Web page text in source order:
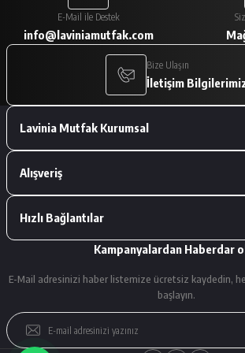
Paketleme çok iyiydi. Ürünler tam
istediğimiz gibiydi.
A... V... | 29/01/2026
Deneyimini Paylaş
E-Mail ile Destek
info@laviniamutfak.com
Bize Ulaşın
İletişim
Lavinia Mutfak Kurumsal
Alışveriş
Hızlı Bağlantılar
Kampanyalardan Haberdar
E-Mail adresinizi haber listemize ücretsiz kaydedin,
başlayın.